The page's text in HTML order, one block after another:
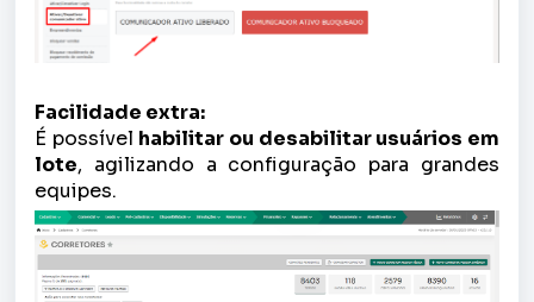
Facilidade extra:
É possível habilitar ou desabilitar usuários em
lote, agilizando a configuração para grandes
equipes.